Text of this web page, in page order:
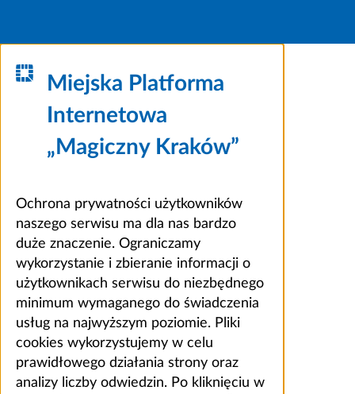
Miejska Platforma
Internetowa
„Magiczny Kraków”
Ochrona prywatności użytkowników
naszego serwisu ma dla nas bardzo
duże znaczenie. Ograniczamy
wykorzystanie i zbieranie informacji o
użytkownikach serwisu do niezbędnego
minimum wymaganego do świadczenia
usług na najwyższym poziomie. Pliki
cookies wykorzystujemy w celu
prawidłowego działania strony oraz
analizy liczby odwiedzin. Po kliknięciu w